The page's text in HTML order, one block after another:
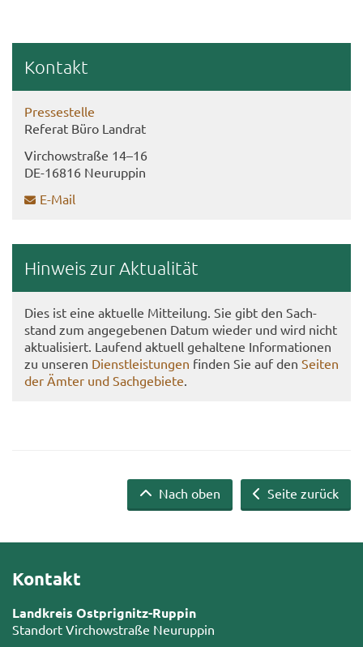
Kon­takt
Pres­se­stel­le
Re­fe­rat Büro Land­rat
Virch­ow­stra­ße 14–16
DE-​16816 Neu­rup­pin
E-​Mail
Hin­weis zur Ak­tua­li­tät
Dies ist eine ak­tu­el­le Mit­tei­lung. Sie gibt den Sach­
stand zum an­ge­ge­be­nen Datum wie­der und wird nicht
ak­tua­li­siert. Lau­fend ak­tu­ell ge­hal­te­ne In­for­ma­tio­nen
zu un­se­ren Dienst­leis­tun­gen fin­den Sie auf den Sei­ten
der Ämter und Sach­ge­bie­te.
Seite zurück
Nach oben
Kontakt
Landkreis Ostprignitz-Ruppin
Standort Virchowstraße Neuruppin